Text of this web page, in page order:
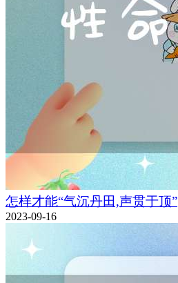
怎样才能“气沉丹田,声贯于顶”
2023-09-16